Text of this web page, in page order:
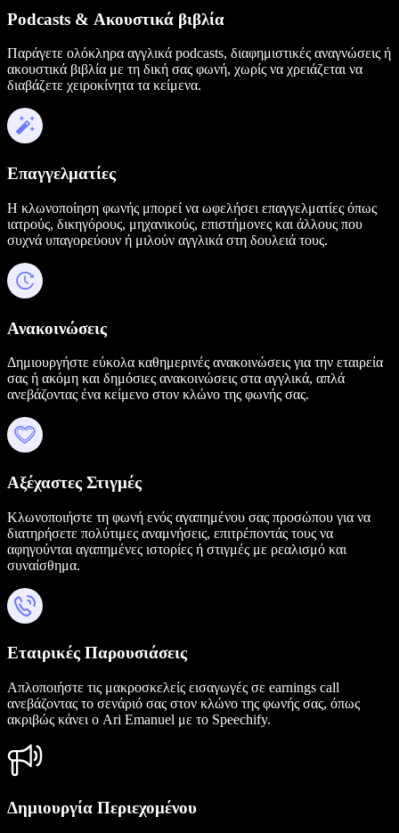
Podcasts & Ακουστικά βιβλία
Παράγετε ολόκληρα αγγλικά podcasts, διαφημιστικές αναγνώσεις ή
ακουστικά βιβλία με τη δική σας φωνή, χωρίς να χρειάζεται να
διαβάζετε χειροκίνητα τα κείμενα.
Επαγγελματίες
Η κλωνοποίηση φωνής μπορεί να ωφελήσει επαγγελματίες όπως
ιατρούς, δικηγόρους, μηχανικούς, επιστήμονες και άλλους που
συχνά υπαγορεύουν ή μιλούν αγγλικά στη δουλειά τους.
Ανακοινώσεις
Δημιουργήστε εύκολα καθημερινές ανακοινώσεις για την εταιρεία
σας ή ακόμη και δημόσιες ανακοινώσεις στα αγγλικά, απλά
ανεβάζοντας ένα κείμενο στον κλώνο της φωνής σας.
Αξέχαστες Στιγμές
Κλωνοποιήστε τη φωνή ενός αγαπημένου σας προσώπου για να
διατηρήσετε πολύτιμες αναμνήσεις, επιτρέποντάς τους να
αφηγούνται αγαπημένες ιστορίες ή στιγμές με ρεαλισμό και
συναίσθημα.
Εταιρικές Παρουσιάσεις
Απλοποιήστε τις μακροσκελείς εισαγωγές σε earnings call
ανεβάζοντας το σενάριό σας στον κλώνο της φωνής σας, όπως
ακριβώς κάνει ο Ari Emanuel με το Speechify.
Δημιουργία Περιεχομένου